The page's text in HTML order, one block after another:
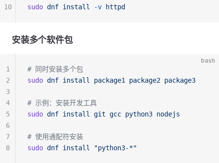
sudo dnf install -v httpd
10
安装多个软件包
bash
# 同时安装多个包
sudo dnf install package1 package2 package3
# 示例：安装开发工具
sudo dnf install git gcc python3 nodejs
# 使用通配符安装
sudo dnf install "python3-*"
1
2
3
4
5
6
7
8